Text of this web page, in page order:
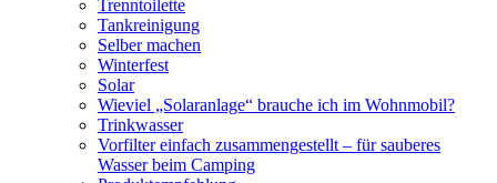
Trenntoilette
Tankreinigung
Selber machen
Winterfest
Solar
Wieviel „Solaranlage“ brauche ich im Wohnmobil?
Trinkwasser
Vorfilter einfach zusammengestellt – für sauberes
Wasser beim Camping